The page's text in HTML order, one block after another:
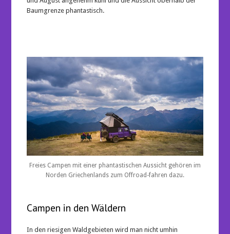
Baumgrenze phantastisch.
Freies Campen mit einer phantastischen Aussicht gehören im
Norden Griechenlands zum Offroad-fahren dazu.
Campen in den Wäldern
In den riesigen Waldgebieten wird man nicht umhin